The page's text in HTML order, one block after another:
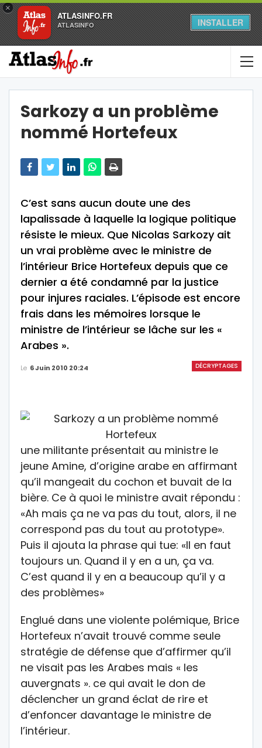
×
ATLASINFO.FR
ATLASINFO INSTALLER
Sarkozy a un problème
nommé Hortefeux
C’est sans aucun doute une des
lapalissade à laquelle la logique politique
résiste le mieux. Que Nicolas Sarkozy ait
un vrai problème avec le ministre de
l’intérieur Brice Hortefeux depuis que ce
dernier a été condamné par la justice
pour injures raciales. L’épisode est encore
frais dans les mémoires lorsque le
ministre de l’intérieur se lâche sur les «
Arabes ».
DÉCRYPTAGES
Le 6 Juin 2010 20:24
une militante présentait au ministre le
jeune Amine, d’origine arabe en affirmant
qu’il mangeait du cochon et buvait de la
bière. Ce à quoi le ministre avait répondu :
«Ah mais ça ne va pas du tout, alors, il ne
correspond pas du tout au prototype».
Puis il ajouta la phrase qui tue: «Il en faut
toujours un. Quand il y en a un, ça va.
C’est quand il y en a beaucoup qu’il y a
des problèmes»
Englué dans une violente polémique, Brice
Hortefeux n’avait trouvé comme seule
stratégie de défense que d’affirmer qu’il
ne visait pas les Arabes mais « les
auvergnats ». ce qui avait le don de
déclencher un grand éclat de rire et
d’enfoncer davantage le ministre de
l’intérieur.